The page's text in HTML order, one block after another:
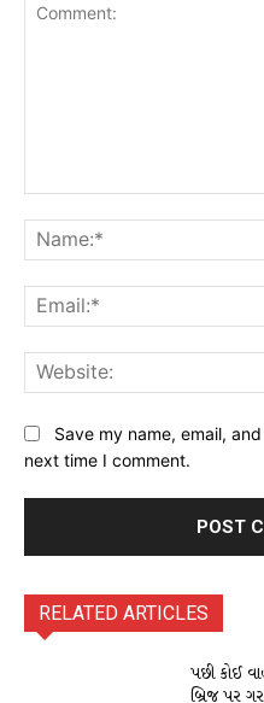
Save my name, email,
next time I comment.
RELATED ARTICLES
પછી કોઈ
બ્રિજ પર